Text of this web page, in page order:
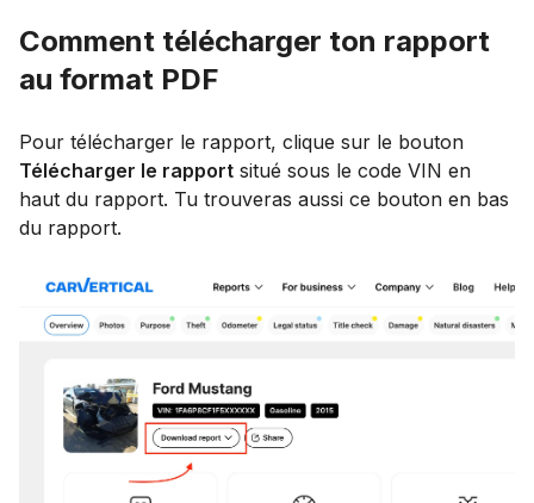
Comment télécharger ton rapport
au format PDF
Pour télécharger le rapport, clique sur le bouton
Télécharger le rapport situé sous le code VIN en
haut du rapport. Tu trouveras aussi ce bouton en bas
du rapport.